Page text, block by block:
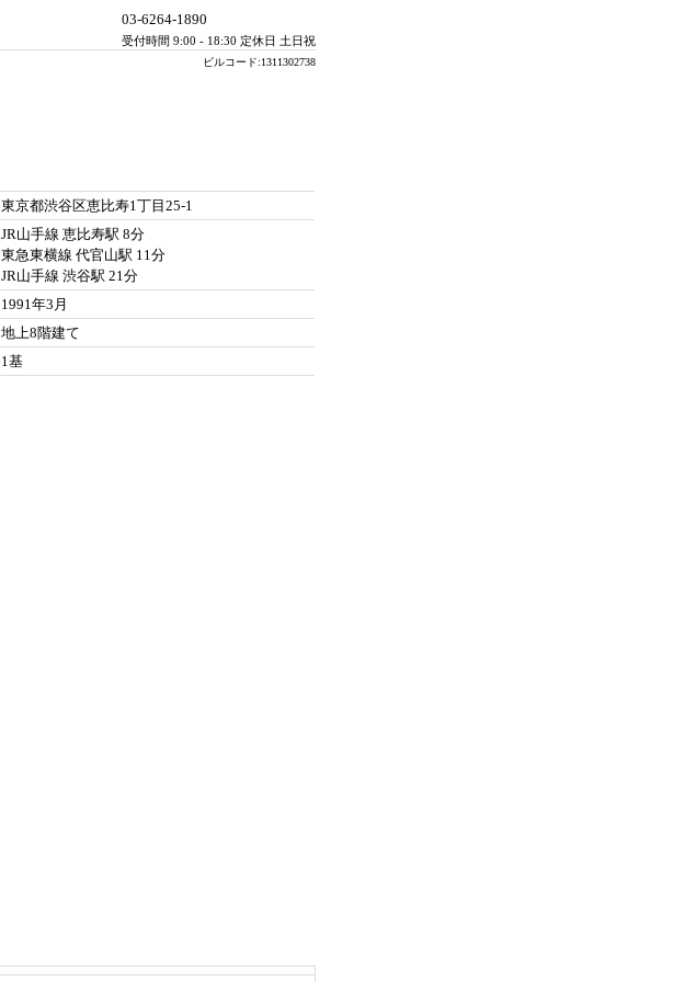
03-6264-1890
受付時間 9:00 - 18:30 定休日 土日祝
ビルコード:1311302738
東京都渋谷区恵比寿1丁目25-1
JR山手線 恵比寿駅 8分
東急東横線 代官山駅 11分
JR山手線 渋谷駅 21分
1991年3月
地上8階建て
1基